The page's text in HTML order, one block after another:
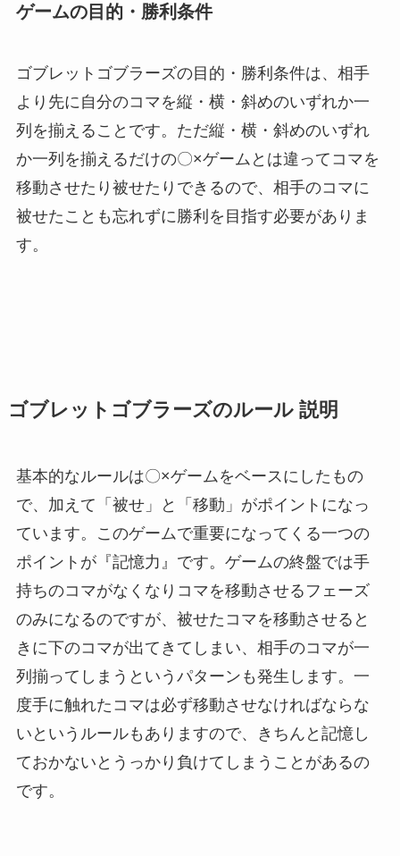
ゲームの目的 ・ 勝利条件
ゴブレットゴブラーズの目的・勝利条件は、相手
より先に自分のコマを縦・横・斜めのいずれか一
列を揃えることです。ただ縦・横・斜めのいずれ
か一列を揃えるだけの〇×ゲームとは違ってコマを
移動させたり被せたりできるので、相手のコマに
被せたことも忘れずに勝利を目指す必要がありま
す。
ゴブレットゴブラーズのルール 説明
基本的なルールは〇×ゲームをベースにしたもの
で、加えて「被せ」と「移動」がポイントになっ
ています。このゲームで重要になってくる一つの
ポイントが『記憶力』です。ゲームの終盤では手
持ちのコマがなくなりコマを移動させるフェーズ
のみになるのですが、被せたコマを移動させると
きに下のコマが出てきてしまい、相手のコマが一
列揃ってしまうというパターンも発生します。一
度手に触れたコマは必ず移動させなければならな
いというルールもありますので、きちんと記憶し
ておかないとうっかり負けてしまうことがあるの
です。